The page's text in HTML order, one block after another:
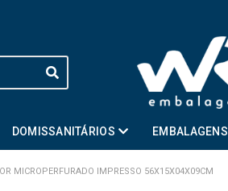
DOMISSANITÁRIOS EMBALAGENS
MICROPERFURADO IMPRESSO 56X15X04X09CM